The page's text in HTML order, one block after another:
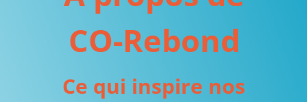
CO-Rebond
Ce qui inspire nos